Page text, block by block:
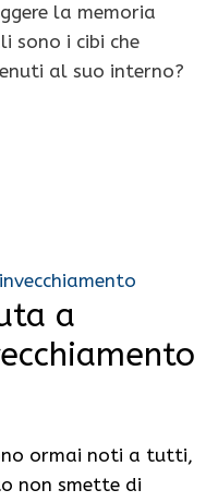
la memoria
sono i cibi che
al suo interno?
a
ormai noti a tutti,
non smette di